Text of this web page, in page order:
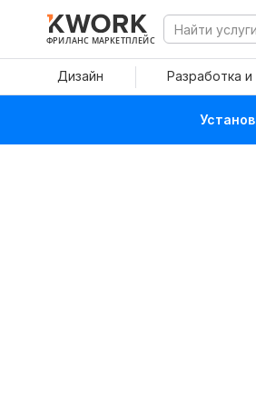
ФРИЛАНС МАРКЕТПЛЕЙС
Дизайн Разработка и